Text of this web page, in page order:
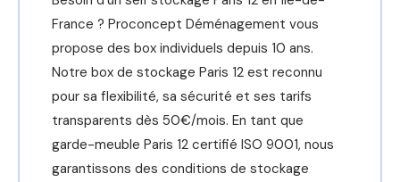
France ? Proconcept Déménagement vous
propose des box individuels depuis 10 ans.
Notre box de stockage Paris 12 est reconnu
pour sa flexibilité, sa sécurité et ses tarifs
transparents dès 50€/mois. En tant que
garde-meuble Paris 12 certifié ISO 9001, nous
garantissons des conditions de stockage